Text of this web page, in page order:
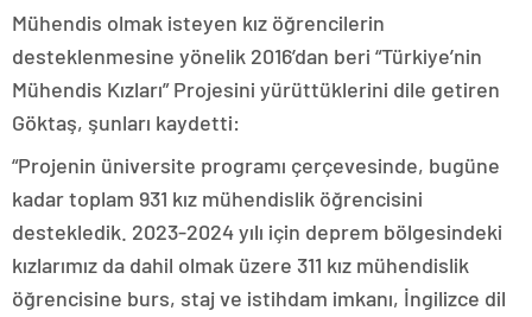
Mühendis olmak isteyen kız öğrencilerin
desteklenmesine yönelik 2016’dan beri “Türkiye’nin
Mühendis Kızları” Projesini yürüttüklerini dile getiren
Göktaş, şunları kaydetti:
“Projenin üniversite programı çerçevesinde, bugüne
kadar toplam 931 kız mühendislik öğrencisini
destekledik. 2023-2024 yılı için deprem bölgesindeki
kızlarımız da dahil olmak üzere 311 kız mühendislik
öğrencisine burs, staj ve istihdam imkanı, İngilizce dil